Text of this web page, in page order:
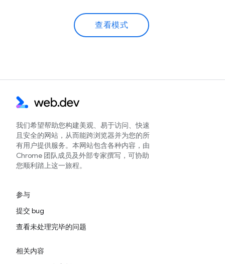
查看模式
我们希望帮助您构建美观、易于访问、快速
且安全的网站，从而能跨浏览器并为您的所
有用户提供服务。本网站包含各种内容，由
Chrome 团队成员及外部专家撰写，可协助
您顺利踏上这一旅程。
参与
提交 bug
查看未处理完毕的问题
相关内容